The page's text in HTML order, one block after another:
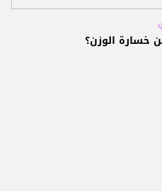
خسارة الوزن؟